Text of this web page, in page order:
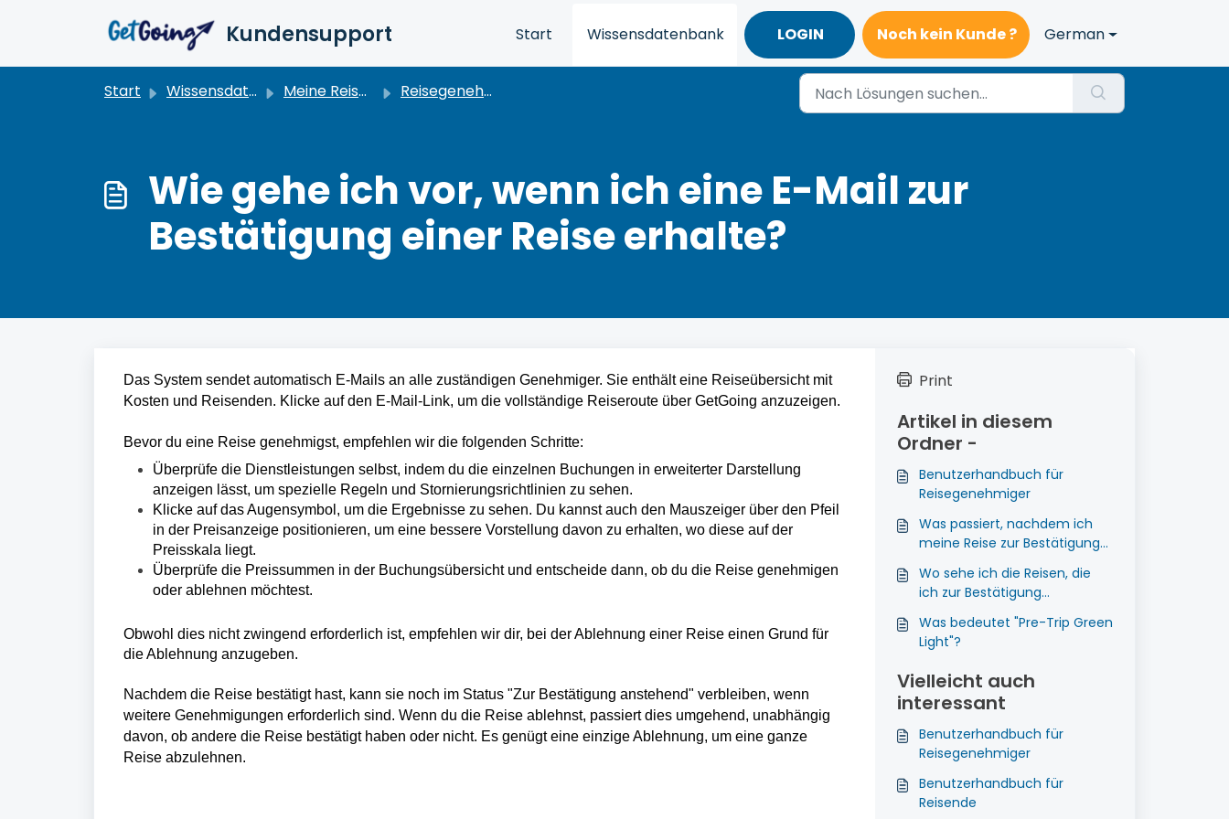
Kundensupport Start Wissensdatenbank LOGIN Noch kein Kunde ? German
Start Wissensdatenbank Meine Reisen verwalten Reisegenehmigung
Wie gehe ich vor, wenn ich eine E-Mail zur
Bestätigung einer Reise erhalte?
Das System sendet automatisch E-Mails an alle zuständigen Genehmiger. Sie enthält eine Reiseübersicht mit
Kosten und Reisenden. Klicke auf den E-Mail-Link, um die vollständige Reiseroute über GetGoing anzuzeigen.
Bevor du eine Reise genehmigst, empfehlen wir die folgenden Schritte:
Überprüfe die Dienstleistungen selbst, indem du die einzelnen Buchungen in erweiterter Darstellung
anzeigen lässt, um spezielle Regeln und Stornierungsrichtlinien zu sehen.
Klicke auf das Augensymbol, um die Ergebnisse zu sehen. Du kannst auch den Mauszeiger über den Pfeil
in der Preisanzeige positionieren, um eine bessere Vorstellung davon zu erhalten, wo diese auf der
Preisskala liegt.
Überprüfe die Preissummen in der Buchungsübersicht und entscheide dann, ob du die Reise genehmigen
oder ablehnen möchtest.
Obwohl dies nicht zwingend erforderlich ist, empfehlen wir dir, bei der Ablehnung einer Reise einen Grund für
die Ablehnung anzugeben.
Nachdem die Reise bestätigt hast, kann sie noch im Status "Zur Bestätigung anstehend" verbleiben, wenn
weitere Genehmigungen erforderlich sind. Wenn du die Reise ablehnst, passiert dies umgehend, unabhängig
davon, ob andere die Reise bestätigt haben oder nicht. Es genügt eine einzige Ablehnung, um eine ganze
Reise abzulehnen.
Print
Artikel in diesem
Ordner -
Benutzerhandbuch für
Reisegenehmiger
Was passiert, nachdem ich
meine Reise zur Bestätigung
Wo sehe ich die Reisen, die
ich zur Bestätigung
eingereicht habe?
Was bedeutet "Pre-Trip Green
Light"?
Vielleicht auch
interessant
Benutzerhandbuch für
Reisegenehmiger
Benutzerhandbuch für
Reisende